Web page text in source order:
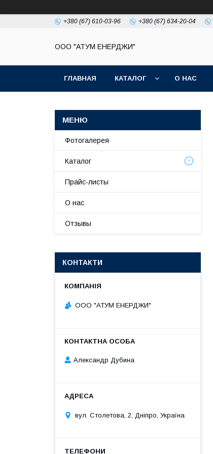
+380 (67) 610-03-96 +380 (67) 634-20-04
ООО "АТУМ ЕНЕРДЖИ"
ГЛАВНАЯ КАТАЛОГ О НАС
Фотогалерея
Каталог
Прайс-листы
О нас
Отзывы
КОНТАКТИ
ООО "АТУМ ЕНЕРДЖИ"
Александр Дубина
вул. Столетова, 2, Дніпро, Україна